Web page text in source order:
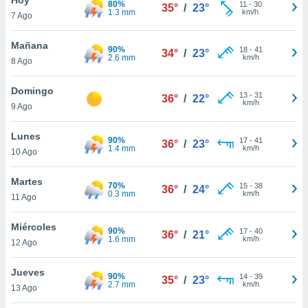
y
en
más
de
7 Ago
80%
1.3 mm
35° / 23° 11 - 30
km/h
Mañana
8 Ago
90%
2.6 mm
34° / 23° 18- 41
km/h
Domingo
9 Ago
36° / 22° 13- 31
km/h
Lunes
10 Ago
90%
1.4 mm
36° / 23° 17- 41
km/h
Martes
11 Ago
70%
0.3 mm
36° / 24° 15- 38
km/h
Miércoles
12 Ago
90%
1.6 mm
36° / 21° 17- 40
km/h
Jueves
13 Ago
90%
2.7 mm
35° / 23° 14- 39
km/h